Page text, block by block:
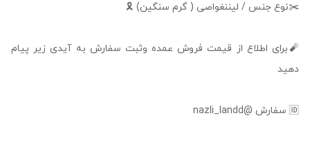
✂️نوع جنس / لیننغواصی ( گرم سنگین) 🎗️
🧨برای اطلاع از قیمت فروش عمده وثبت سفارش به آیدی زیر پیام
دهید
🆔 سفارش @nazli_landd